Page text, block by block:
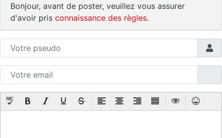
Bonjour, avant de poster, veuillez vous assurer
d'avoir pris connaissance des règles.